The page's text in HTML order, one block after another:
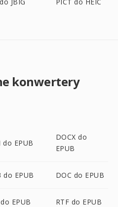
konwertery
do EPUB
DOCX do
EPUB
do EPUB DOC do EPUB
EPUB RTF do EPUB